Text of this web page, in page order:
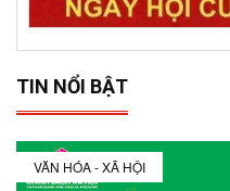
TIN NỔI BẬT
VĂN HÓA - XÃ HỘI